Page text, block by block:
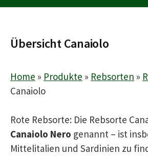
Übersicht Canaiolo
Home » Produkte » Rebsorten »
Canaiolo
Rote Rebsorte: Die Rebsorte
Canaiolo Nero genannt – ist
Mittelitalien und Sardinien zu